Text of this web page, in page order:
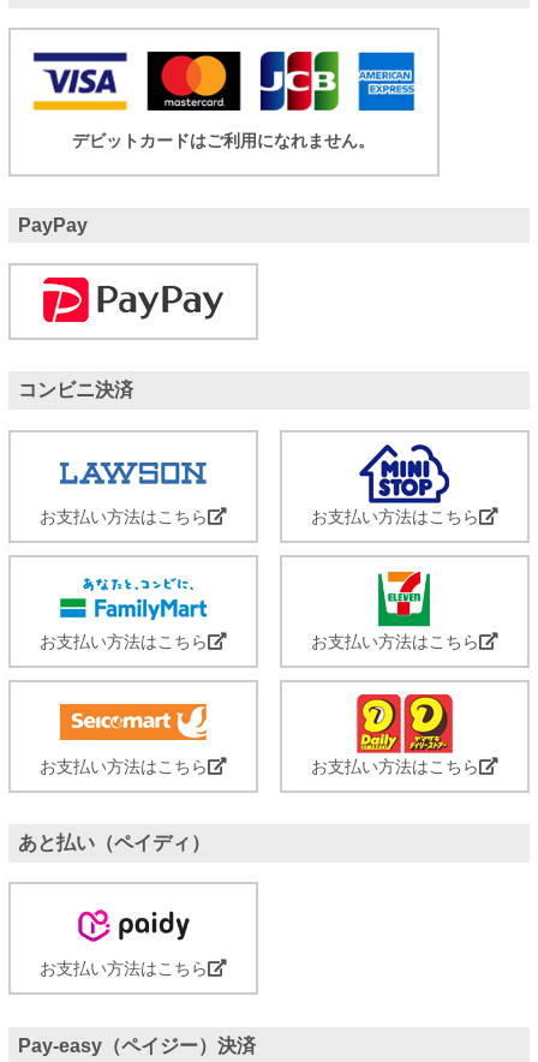
デビットカードはご利用になれません。
PayPay
コンビニ決済
お支払い方法はこちら お支払い方法はこちら
お支払い方法はこちら お支払い方法はこちら
お支払い方法はこちら お支払い方法はこちら
あと払い（ペイディ）
お支払い方法はこちら
Pay-easy（ペイジー）決済